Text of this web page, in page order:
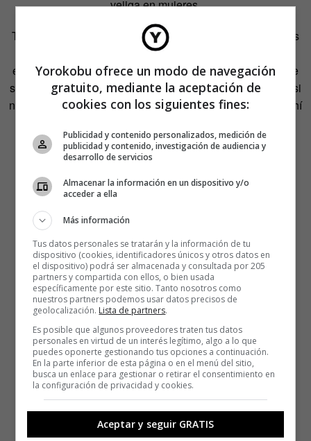
vejiga en mujeres.
Tampoco es que se hable mucho del tema. Los psicólogos
encontraron muy poca literatura relativa a su objeto de
estudio. Por contra, se dieron de bruces contra el tabú que
sostiene esa gran farsa global por la que actuamos como si
nadie en el planeta tuviera necesidades fisiológicas. De ahí
nuestro baño.
Yorokobu ofrece un modo de navegación
gratuito, mediante la aceptación de
cookies con los siguientes fines:
Publicidad y contenido personalizados, medición de
publicidad y contenido, investigación de audiencia y
desarrollo de servicios
Almacenar la información en un dispositivo y/o
acceder a ella
Más información
Tus datos personales se tratarán y la información de tu
dispositivo (cookies, identificadores únicos y otros datos en
el dispositivo) podrá ser almacenada y consultada por 205
partners y compartida con ellos, o bien usada
específicamente por este sitio. Tanto nosotros como
nuestros partners podemos usar datos precisos de
geolocalización. Lista de partners.
Es posible que algunos proveedores traten tus datos
personales en virtud de un interés legítimo, algo a lo que
puedes oponerte gestionando tus opciones a continuación.
En la parte inferior de esta página o en el menú del sitio,
busca un enlace para gestionar o retirar el consentimiento en
la configuración de privacidad y cookies.
Aceptar y seguir GRATIS